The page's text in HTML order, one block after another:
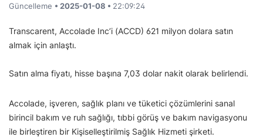
Güncelleme • 2025-01-08 • 22:09:24
Transcarent, Accolade Inc’i (ACCD) 621 milyon dolara satın
almak için anlaştı.
Satın alma fiyatı, hisse başına 7,03 dolar nakit olarak belirlendi.
Accolade, işveren, sağlık planı ve tüketici çözümlerini sanal
birincil bakım ve ruh sağlığı, tıbbi görüş ve bakım navigasyonu
ile birleştiren bir Kişiselleştirilmiş Sağlık Hizmeti şirketi.